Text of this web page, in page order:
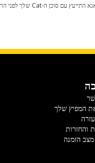
המפיץ שלך
והחזרות
מצב הזמנה